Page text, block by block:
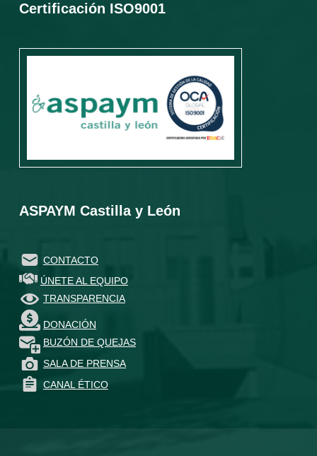
Certificación ISO9001
ASPAYM Castilla y León
CONTACTO
ÚNETE AL EQUIPO
TRANSPARENCIA
DONACIÓN
BUZÓN DE QUEJAS
SALA DE PRENSA
CANAL ÉTICO